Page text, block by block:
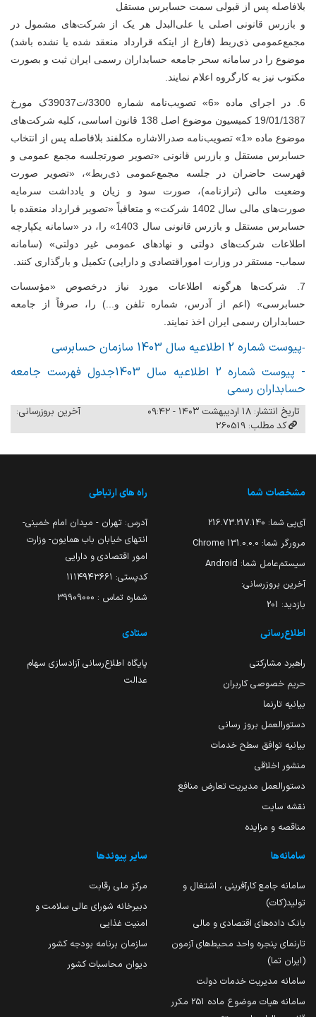
بلافاصله پس از قبولی سمت حسابرس مستقل
و بازرس قانونی اصلی یا علی‌البدل هر یک از شرکت‌های مشمول در
مجمع‌عمومی ذی‌ربط (فارغ از اینکه قرارداد منعقد شده یا نشده باشد)
موضوع را در سامانه سحر جامعه حسابداران رسمی ایران ثبت و بصورت
مکتوب نیز به کارگروه اعلام نمایند.
6.
در اجرای ماده «6» تصویب‌نامه شماره 3300/ت39037ک مورخ
19/01/1387 کمیسیون موضوع اصل 138 قانون اساسی، کلیه شرکت‌های
موضوع ماده «1» تصویب‌نامه صدرالاشاره مکلفند بلافاصله پس از انتخاب
حسابرس مستقل و بازرس قانونی «تصویر صورتجلسه مجمع عمومی و
فهرست حاضران در جلسه مجمع‌عمومی ذی‌ربط»، «تصویر صورت
وضعیت مالی (ترازنامه)، صورت سود و زیان و یادداشت سرمایه
صورت‌های مالی سال 1402 شرکت» و متعاقباً «تصویر قرارداد منعقده با
حسابرس مستقل و بازرس قانونی سال 1403» را، در «سامانه یکپارچه
اطلاعات شرکت‌های دولتی و نهادهای عمومی غیر دولتی» (سامانه
سماب- مستقر در وزارت اموراقتصادی و دارایی) تکمیل و بارگذاری کنند.
7.
شرکت‌ها هرگونه اطلاعات مورد نیاز درخصوص «مؤسسات
حسابرسی» (اعم از آدرس، شماره تلفن و...) را، صرفاً از جامعه
حسابداران رسمی ایران اخذ نمایند.
-پیوست شماره 2 اطلاعیه سال 1403 سازمان حسابرسی
- پیوست شماره 2 اطلاعیه سال 1403جدول فهرست جامعه
حسابداران رسمی
تاریخ انتشار: ۱۸ اردیبهشت ۱۴۰۳ - ۰۹:۴۲
آخرین بروزرسانی:
کد مطلب: 260519
مشخصات شما
آی‌پی شما: 216.73.217.140
مرورگر شما: 131.0.0.0 Chrome
سیستم‌عامل شما: Android
آخرین بروزرسانی:
بازدید: 201
راه های ارتباطی
آدرس: تهران - میدان امام خمینی-
انتهای خیابان باب همایون- وزارت
امور اقتصادی و دارایی
کدپستی: ۱۱۱۴۹۴۳۶۶۱
شماره تماس : 39909000
اطلاع‌رسانی
راهبرد مشارکتی
حریم خصوصی کاربران
بیانیه تارنما
دستورالعمل بروز رسانی
بیانیه توافق سطح خدمات
منشور اخلاقی
دستورالعمل مدیریت تعارض منافع
نقشه سایت
مناقصه و مزایده
ستادی
پایگاه اطلاع‌رسانی آزادسازی سهام
عدالت
سامانه‌ها
سامانه جامع کارآفرینی ، اشتغال و
تولید(کات)
بانک داده‌های اقتصادی و مالی
تارنمای پنجره واحد محیط‌های آزمون
(ایران تما)
سامانه مدیریت خدمات دولت
سامانه هیات موضوع ماده 251 مکرر
سایر پیوندها
مرکز ملی رقابت
دبیرخانه شورای عالی سلامت و
امنیت غذایی
سازمان برنامه بودجه کشور
دیوان محاسبات کشور